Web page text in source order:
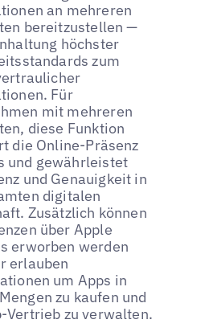
an mehreren
bereitzustellen —
höchster
zum
Für
mit mehreren
diese Funktion
die Online-Präsenz
und gewährleistet
und Genauigkeit in
digitalen
Zusätzlich können
über Apple
erworben werden
erlauben
um Apps in
zu kaufen und
Vertrieb zu verwalten.